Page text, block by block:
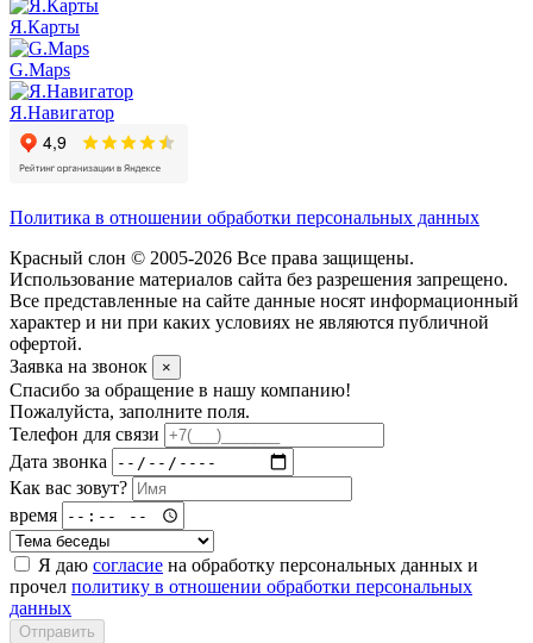
Я.Карты
G.Maps
Я.Навигатор
Политика в отношении обработки персональных данных
Красный слон © 2005-2026 Все права защищены.
Использование материалов сайта без разрешения запрещено.
Все представленные на сайте данные носят информационный
характер и ни при каких условиях не являются публичной
офертой.
Заявка на звонок
×
Спасибо за обращение в нашу компанию!
Пожалуйста, заполните поля.
Телефон для связи
Дата звонка
Как вас зовут?
время
Я даю согласие на обработку персональных данных и
прочел политику в отношении обработки персональных
данных
Отправить